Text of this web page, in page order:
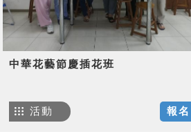
中華花藝節慶插花班
報名
活動